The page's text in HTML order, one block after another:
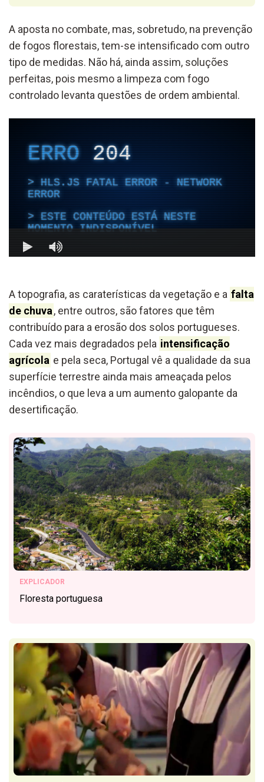
A aposta no combate, mas, sobretudo, na prevenção
de fogos florestais, tem-se intensificado com outro
tipo de medidas. Não há, ainda assim, soluções
perfeitas, pois mesmo a limpeza com fogo
controlado levanta questões de ordem ambiental.
A topografia, as caraterísticas da vegetação e a falta
de chuva, entre outros, são fatores que têm
contribuído para a erosão dos solos portugueses.
Cada vez mais degradados pela intensificação
agrícola e pela seca, Portugal vê a qualidade da sua
superfície terrestre ainda mais ameaçada pelos
incêndios, o que leva a um aumento galopante da
desertificação.
EXPLICADOR
Floresta portuguesa